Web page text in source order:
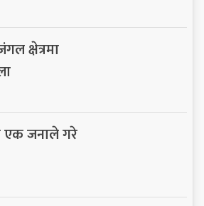
क्षेत्रमा
एक जनाले गरे